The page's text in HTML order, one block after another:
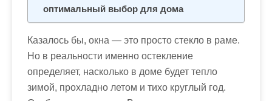
оптимальный выбор для дома
Казалось бы, окна — это просто стекло в раме.
Но в реальности именно остекление
определяет, насколько в доме будет тепло
зимой, прохладно летом и тихо круглый год.